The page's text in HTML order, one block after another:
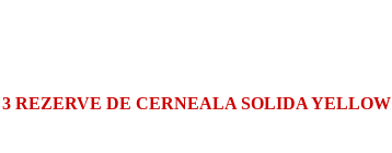
3 REZERVE DE CERNEALA SOLIDA YELLOW